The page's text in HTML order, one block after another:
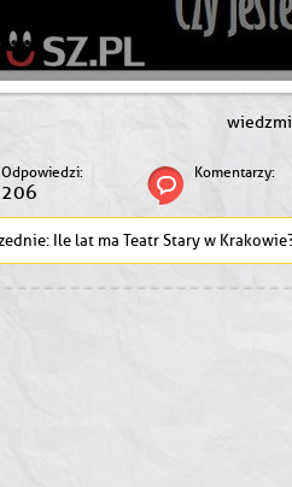
Odpowiedzi:
206
Komentarzy:
Ile lat ma Teatr Stary w